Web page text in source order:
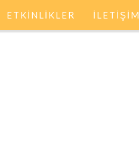
ETKİNLİKLER İLETİŞİM